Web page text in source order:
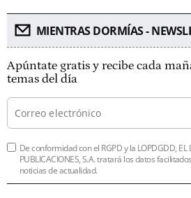
MIENTRAS DORMÍAS -
Apúntate gratis y recibe cada
temas del día
De conformidad con el RGPD y la LOPDGDD, EL
PUBLICACIONES, S.A. tratará los datos
noticias de actualidad.